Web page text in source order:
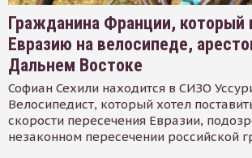
Гражданина Франции, который
Евразию на велосипеде,
Дальнем Востоке
Софиан Сехили находится в СИЗО
Велосипедист, который хотел
скорости пересечения Евразии,
незаконном пересечении российской